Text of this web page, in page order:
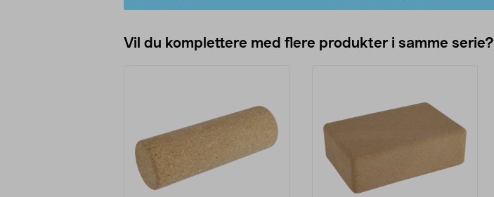
Vil du komplettere med flere produkter i samme serie?